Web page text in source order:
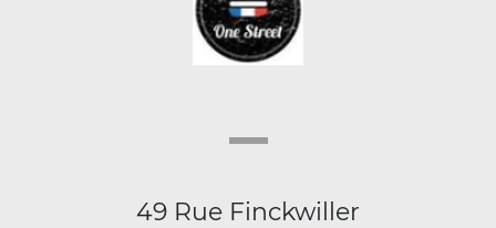
49 Rue Finckwiller